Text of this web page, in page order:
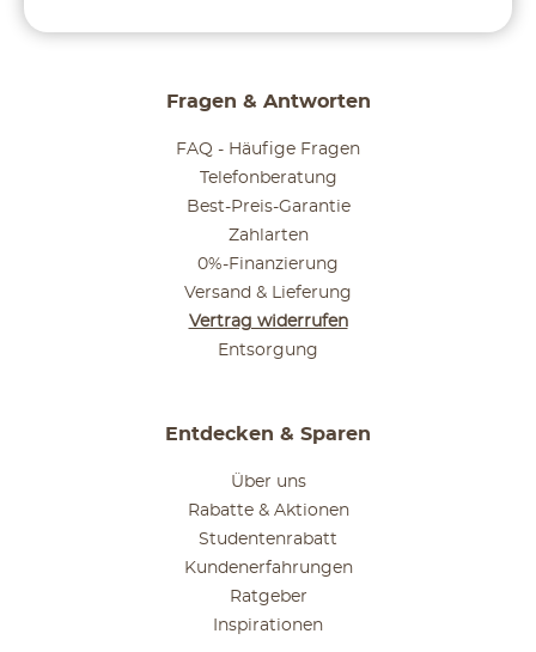
Fragen & Antworten
FAQ - Häufige Fragen
Telefonberatung
Best-Preis-Garantie
Zahlarten
0%-Finanzierung
Versand & Lieferung
Vertrag widerrufen
Entsorgung
Entdecken & Sparen
Über uns
Rabatte & Aktionen
Studentenrabatt
Kundenerfahrungen
Ratgeber
Inspirationen